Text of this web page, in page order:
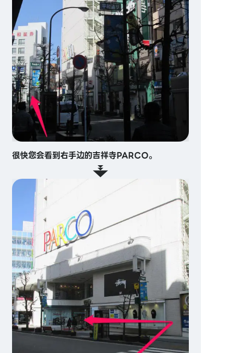
很快您会看到右手边的吉祥寺PARCO。